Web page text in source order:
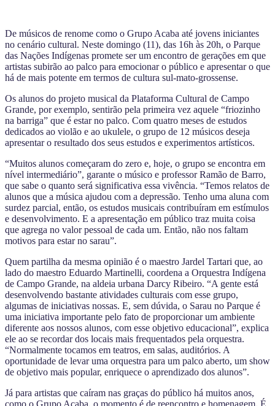
De músicos de renome como o Grupo Acaba até jovens iniciantes
no cenário cultural. Neste domingo (11), das 16h às 20h, o Parque
das Nações Indígenas promete ser um encontro de gerações em que
artistas subirão ao palco para emocionar o público e apresentar o que
há de mais potente em termos de cultura sul-mato-grossense.
Os alunos do projeto musical da Plataforma Cultural de Campo
Grande, por exemplo, sentirão pela primeira vez aquele “friozinho
na barriga” que é estar no palco. Com quatro meses de estudos
dedicados ao violão e ao ukulele, o grupo de 12 músicos deseja
apresentar o resultado dos seus estudos e experimentos artísticos.
“Muitos alunos começaram do zero e, hoje, o grupo se encontra em
nível intermediário”, garante o músico e professor Ramão de Barro,
que sabe o quanto será significativa essa vivência. “Temos relatos de
alunos que a música ajudou com a depressão. Tenho uma aluna com
surdez parcial, então, os estudos musicais contribuíram em estímulos
e desenvolvimento. E a apresentação em público traz muita coisa
que agrega no valor pessoal de cada um. Então, não nos faltam
motivos para estar no sarau”.
Quem partilha da mesma opinião é o maestro Jardel Tartari que, ao
lado do maestro Eduardo Martinelli, coordena a Orquestra Indígena
de Campo Grande, na aldeia urbana Darcy Ribeiro. “A gente está
desenvolvendo bastante atividades culturais com esse grupo,
algumas de iniciativas nossas. E, sem dúvida, o Sarau no Parque é
uma iniciativa importante pelo fato de proporcionar um ambiente
diferente aos nossos alunos, com esse objetivo educacional”, explica
ele ao se recordar dos locais mais frequentados pela orquestra.
“Normalmente tocamos em teatros, em salas, auditórios. A
oportunidade de levar uma orquestra para um palco aberto, um show
de objetivo mais popular, enriquece o aprendizado dos alunos”.
Já para artistas que caíram nas graças do público há muitos anos,
como o Grupo Acaba, o momento é de reencontro e homenagem. É